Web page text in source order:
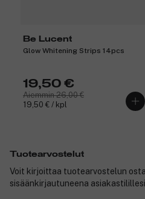
Be Lucent
Glow Whitening Strips 14pcs
19,50 €
Aiemmin 26,00 €
19,50 € / kpl
Tuotearvostelut
Voit kirjoittaa tuotearvostelun
sisäänkirjautuneena